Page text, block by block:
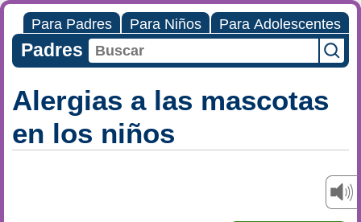
Para Padres Para Niños Para Adolescentes
Padres
Alergias a las mascotas
en los niños